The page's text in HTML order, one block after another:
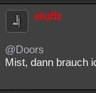
stuffz
@Doors
Mist, dann brauch